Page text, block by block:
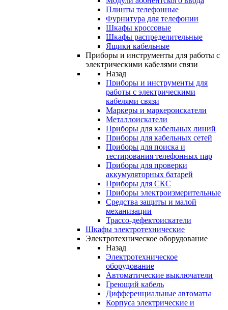
Плинты телефонные
Фурнитура для телефонии
Шкафы кроссовые
Шкафы распределительные
Ящики кабельные
Приборы и инструменты для работы с
электрическими кабелями связи
Назад
Приборы и инструменты для
работы с электрическими
кабелями связи
Маркеры и маркероискатели
Металлоискатели
Приборы для кабельных линий
Приборы для кабельных сетей
Приборы для поиска и
тестирования телефонных пар
Приборы для проверки
аккумуляторных батарей
Приборы для СКС
Приборы электроизмерительные
Средства защиты и малой
механизации
Трассо-дефектоискатели
Шкафы электротехнические
Электротехническое оборудование
Назад
Электротехническое
оборудование
Автоматические выключатели
Греющий кабель
Дифференциальные автоматы
Корпуса электрические и